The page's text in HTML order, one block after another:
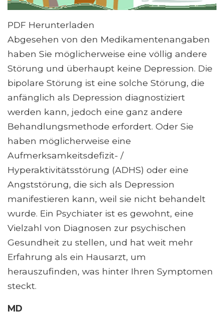
PDF Herunterladen
Abgesehen von den Medikamentenangaben
haben Sie möglicherweise eine völlig andere
Störung und überhaupt keine Depression. Die
bipolare Störung ist eine solche Störung, die
anfänglich als Depression diagnostiziert
werden kann, jedoch eine ganz andere
Behandlungsmethode erfordert. Oder Sie
haben möglicherweise eine
Aufmerksamkeitsdefizit- /
Hyperaktivitätsstörung (ADHS) oder eine
Angststörung, die sich als Depression
manifestieren kann, weil sie nicht behandelt
wurde. Ein Psychiater ist es gewohnt, eine
Vielzahl von Diagnosen zur psychischen
Gesundheit zu stellen, und hat weit mehr
Erfahrung als ein Hausarzt, um
herauszufinden, was hinter Ihren Symptomen
steckt.
MD